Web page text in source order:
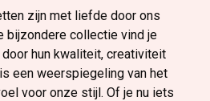
zijn met liefde door ons
bijzondere collectie vind je
hun kwaliteit, creativiteit
een weerspiegeling van het
voor onze stijl. Of je nu iets